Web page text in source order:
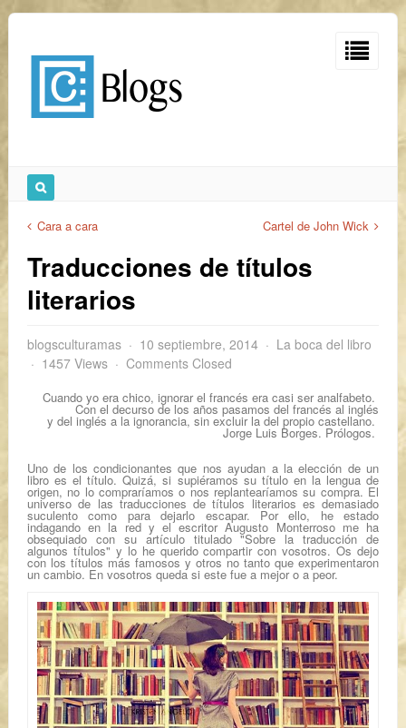
Cara a cara Cartel de John Wick
Traducciones de títulos
literarios
blogsculturamas 10 septiembre, 2014
La boca del libro
1457 Views
Comments Closed
Cuando yo era chico, ignorar el francés era casi ser analfabeto.
Con el decurso de los años pasamos del francés al inglés
y del inglés a la ignorancia, sin excluir la del propio castellano.
Jorge Luis Borges. Prólogos.
Uno de los condicionantes que nos ayudan a la elección de un
libro es el título. Quizá, si supiéramos su título en la lengua de
origen, no lo compraríamos o nos replantearíamos su compra. El
universo de las traducciones de títulos literarios es demasiado
suculento como para dejarlo escapar. Por ello, he estado
indagando en la red y el escritor Augusto Monterroso me ha
obsequiado con su artículo titulado "Sobre la traducción de
algunos títulos" y lo he querido compartir con vosotros. Os dejo
con los títulos más famosos y otros no tanto que experimentaron
un cambio. En vosotros queda si este fue a mejor o a peor.